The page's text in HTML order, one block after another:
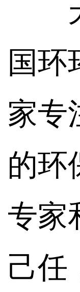
国环
家专
的环
专家
己任